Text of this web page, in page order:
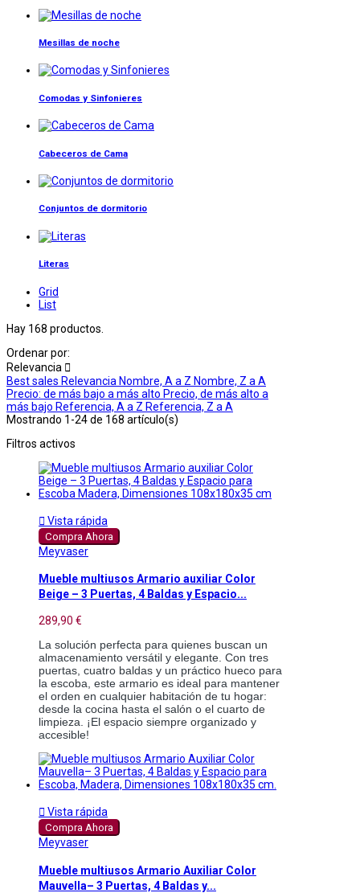
Mesillas de noche
Comodas y Sinfonieres
Cabeceros de Cama
Conjuntos de dormitorio
Literas
Grid
List
Hay 168 productos.
Ordenar por:
Relevancia 
Best sales Relevancia Nombre, A a Z Nombre, Z a A
Precio: de más bajo a más alto Precio, de más alto a
más bajo Referencia, A a Z Referencia, Z a A
Mostrando 1-24 de 168 artículo(s)
Filtros activos
 Vista rápida
Compra Ahora
Meyvaser
Mueble multiusos Armario auxiliar Color
Beige – 3 Puertas, 4 Baldas y Espacio...
289,90 €
La solución perfecta para quienes buscan un
almacenamiento versátil y elegante. Con tres
puertas, cuatro baldas y un práctico hueco para
la escoba, este armario es ideal para mantener
el orden en cualquier habitación de tu hogar:
desde la cocina hasta el salón o el cuarto de
limpieza. ¡El espacio siempre organizado y
accesible!
 Vista rápida
Compra Ahora
Meyvaser
Mueble multiusos Armario Auxiliar Color
Mauvella– 3 Puertas, 4 Baldas y...